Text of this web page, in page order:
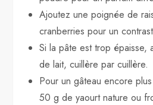
Ajoutez une poignée de
cranberries pour un
Si la pâte est trop épaisse,
de lait, cuillère par cuillère.
Pour un gâteau encore
50 g de yaourt nature ou